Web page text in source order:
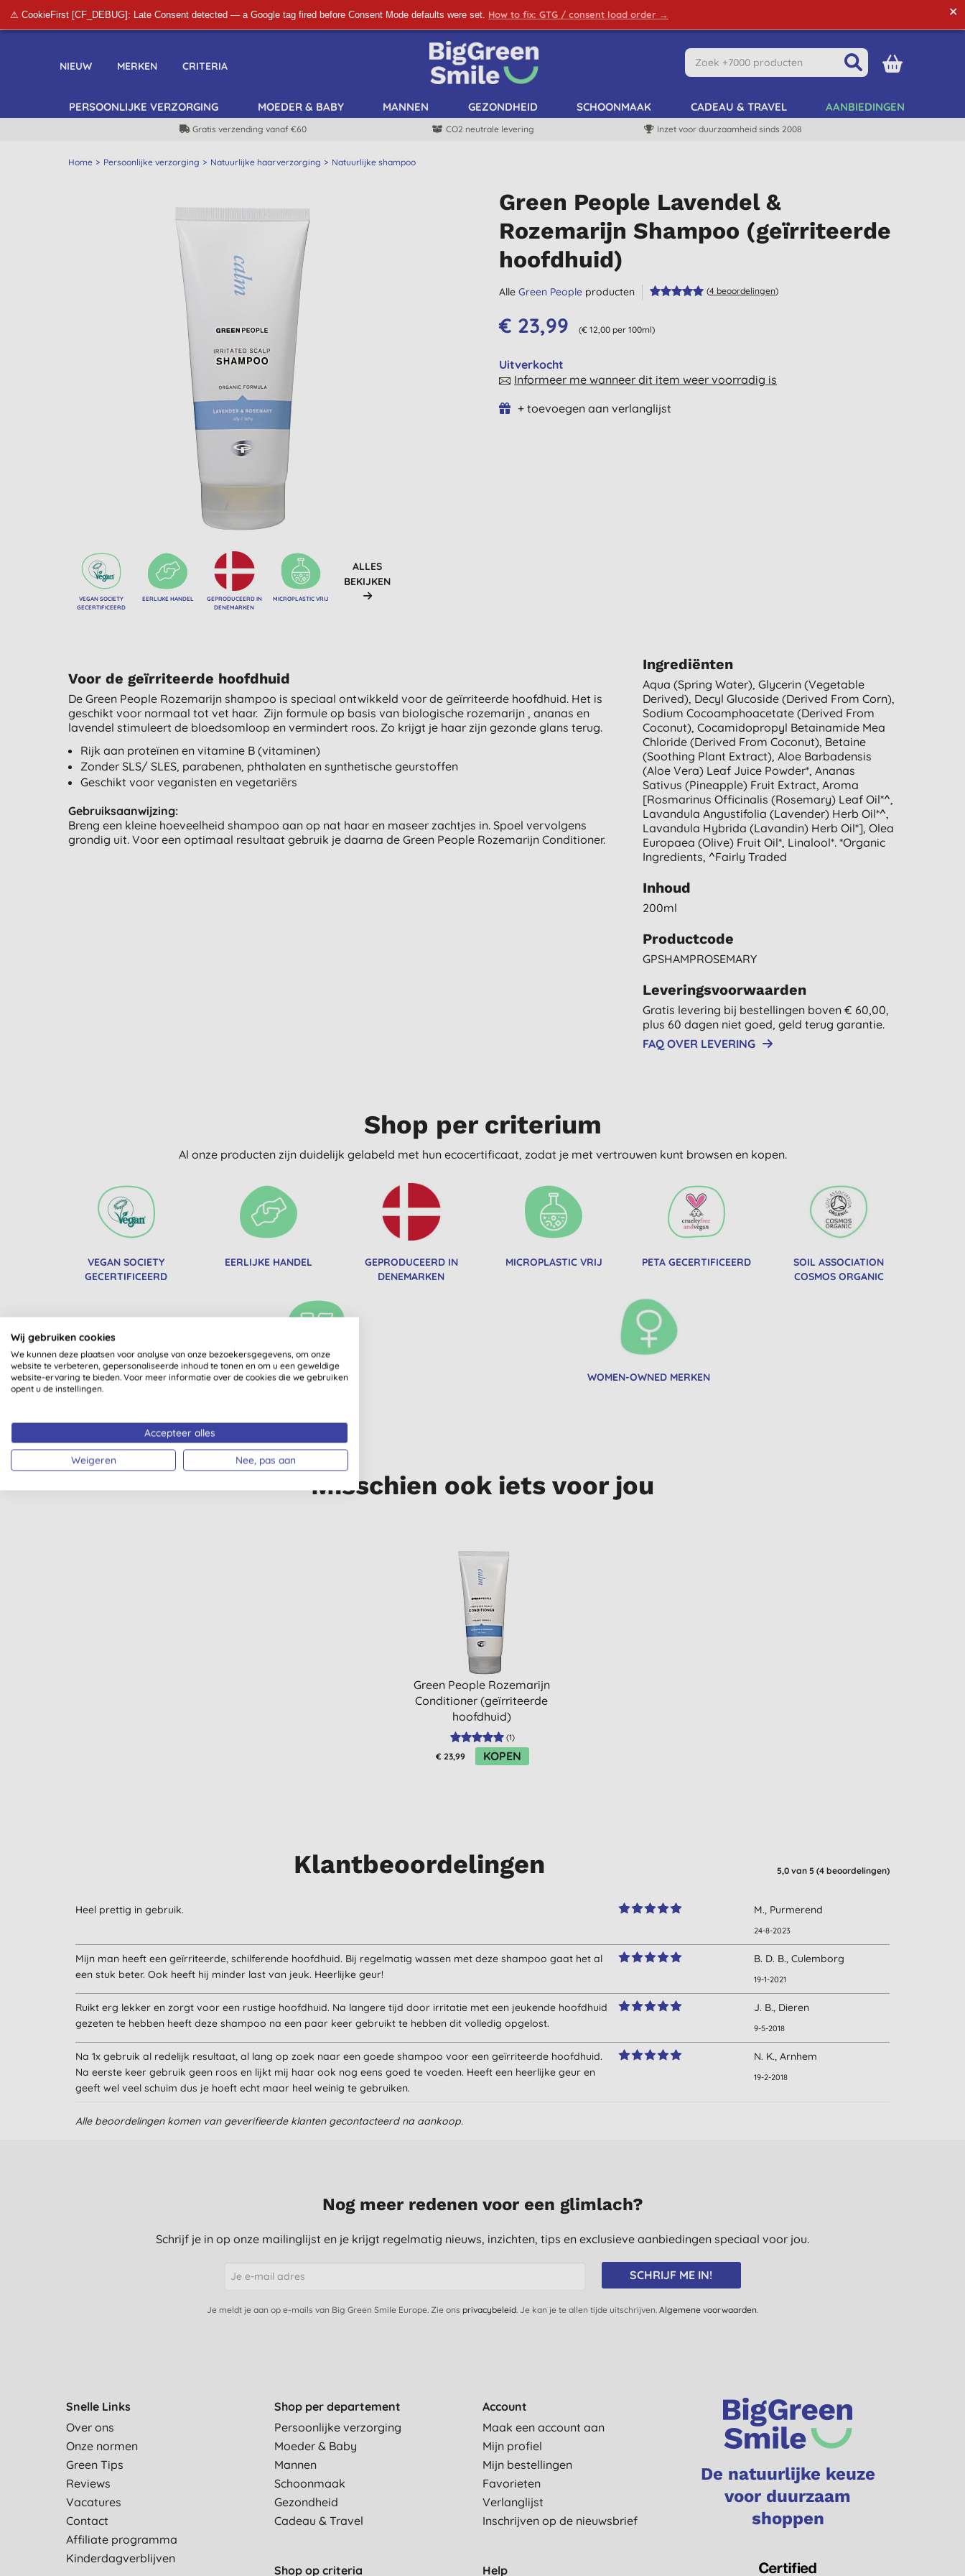
⚠ CookieFirst [CF_DEBUG]: Late Consent detected — a Google tag fired before Consent Mode defaults were set. How to fix: GTG / consent load order → ✕
SCHRIJF ME IN!
NIEUW MERKEN CRITERIA
PERSOONLIJKE VERZORGING MOEDER & BABY MANNEN GEZONDHEID SCHOONMAAK CADEAU & TRAVEL AANBIEDINGEN
Gratis verzending vanaf €60 CO2 neutrale levering Inzet voor duurzaamheid sinds 2008
Home Persoonlijke verzorging Natuurlijke haarverzorging Natuurlijke shampoo
VEGAN SOCIETY
GECERTIFICEERD
EERLIJKE HANDEL
GEPRODUCEERD IN
DENEMARKEN
MICROPLASTIC VRIJ
ALLES
BEKIJKEN
Green People Lavendel &
Rozemarijn Shampoo (geïrriteerde
hoofdhuid)
AlleGreen People producten (4 beoordelingen)
€ 23,99 (€ 12,00 per 100ml)
Uitverkocht
Informeer me wanneer dit item weer voorradig is
+ toevoegen aan verlanglijst
Voor de geïrriteerde hoofdhuid
De Green People Rozemarijn shampoo is speciaal ontwikkeld voor de geïrriteerde hoofdhuid. Het is
geschikt voor normaal tot vet haar. Zijn formule op basis van biologische rozemarijn , ananas en
lavendel stimuleert de bloedsomloop en vermindert roos. Zo krijgt je haar zijn gezonde glans terug.
Rijk aan proteïnen en vitamine B (vitaminen)
Zonder SLS/ SLES, parabenen, phthalaten en synthetische geurstoffen
Geschikt voor veganisten en vegetariërs
Gebruiksaanwijzing:
Breng een kleine hoeveelheid shampoo aan op nat haar en maseer zachtjes in. Spoel vervolgens
grondig uit. Voor een optimaal resultaat gebruik je daarna de Green People Rozemarijn Conditioner.
Ingrediënten
Aqua (spring Water), Glycerin (vegetable
Derived), Decyl Glucoside (derived From Corn),
Sodium Cocoamphoacetate (derived From
Coconut), Cocamidopropyl Betainamide Mea
Chloride (derived From Coconut), Betaine
(soothing Plant Extract), Aloe Barbadensis
(aloe Vera) Leaf Juice Powder*, Ananas
Sativus (pineapple) Fruit Extract, Aroma
[rosmarinus Officinalis (rosemary) Leaf Oil*^,
Lavandula Angustifolia (lavender) Herb Oil*^,
Lavandula Hybrida (lavandin) Herb Oil*], Olea
Europaea (olive) Fruit Oil*, Linalool*. *organic
Ingredients, ^fairly Traded
Inhoud
200ml
Productcode
GPSHAMPROSEMARY
Leveringsvoorwaarden
Gratis levering bij bestellingen boven € 60,00,
plus 60 dagen niet goed, geld terug garantie.
FAQ OVER LEVERING
Shop per criterium
Al onze producten zijn duidelijk gelabeld met hun ecocertificaat, zodat je met vertrouwen kunt browsen en kopen.
VEGAN SOCIETY
GECERTIFICEERD
EERLIJKE HANDEL
GEPRODUCEERD IN
DENEMARKEN
MICROPLASTIC VRIJ PETA GECERTIFICEERD
SOIL ASSOCIATION
COSMOS ORGANIC
VEGAN WOMEN-OWNED MERKEN
Misschien ook iets voor jou
Green People Rozemarijn
Conditioner (geïrriteerde
hoofdhuid)
(1)
€ 23,99 KOPEN
Klantbeoordelingen 5,0 van 5 (4 beoordelingen)
Heel prettig in gebruik. M., Purmerend
24-8-2023
Mijn man heeft een geïrriteerde, schilferende hoofdhuid. Bij regelmatig wassen met deze shampoo gaat het al
een stuk beter. Ook heeft hij minder last van jeuk. Heerlijke geur!
B. D. B., Culemborg
19-1-2021
Ruikt erg lekker en zorgt voor een rustige hoofdhuid. Na langere tijd door irritatie met een jeukende hoofdhuid
gezeten te hebben heeft deze shampoo na een paar keer gebruikt te hebben dit volledig opgelost.
J. B., Dieren
9-5-2018
Na 1x gebruik al redelijk resultaat, al lang op zoek naar een goede shampoo voor een geïrriteerde hoofdhuid.
Na eerste keer gebruik geen roos en lijkt mij haar ook nog eens goed te voeden. Heeft een heerlijke geur en
geeft wel veel schuim dus je hoeft echt maar heel weinig te gebruiken.
N. K., Arnhem
19-2-2018
Alle beoordelingen komen van geverifieerde klanten gecontacteerd na aankoop.
Nog meer redenen voor een glimlach?
Schrijf je in op onze mailinglijst en je krijgt regelmatig nieuws, inzichten, tips en exclusieve aanbiedingen speciaal voor jou.
SCHRIJF ME IN!
Je meldt je aan op e-mails van Big Green Smile Europe. Zie ons privacybeleid. Je kan je te allen tijde uitschrijven. Algemene voorwaarden.
Snelle Links
Over ons
Onze normen
Green Tips
Reviews
Vacatures
Contact
Affiliate programma
Kinderdagverblijven
Shop per departement
Persoonlijke verzorging
Moeder & Baby
Mannen
Schoonmaak
Gezondheid
Cadeau & Travel
Shop op criteria
Account
Maak een account aan
Mijn profiel
Mijn bestellingen
Favorieten
Verlanglijst
Inschrijven op de nieuwsbrief
Help
De natuurlijke keuze
voor duurzaam
shoppen
Wij gebruiken cookies
We kunnen deze plaatsen voor analyse van onze bezoekersgegevens, om onze
website te verbeteren, gepersonaliseerde inhoud te tonen en om u een geweldige
website-ervaring te bieden. Voor meer informatie over de cookies die we gebruiken
opent u de instellingen.
Accepteer alles
Weigeren Nee, pas aan